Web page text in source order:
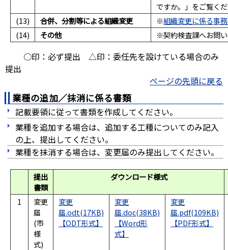
ですか。」をご覧く
(13)
合併、分割等による組織変更 ※組織変更に係る事
(14)
その他 ※契約検査課へお問
○印：必ず提出 △印：委任先を設けている場合のみ
提出
ページの先頭に戻る
業種の追加／抹消に係る書類
記載要領に従って書類を作成してください。
業種を追加する場合は、追加する工種についてのみ記入
の上、提出してください。
業種を抹消する場合は、変更届のみ提出してください。
提出
書類
ダウンロード様式
1
変更
届
(市
様
式)
変更
届.odt(17KB)
変更
届.doc(38KB)
変更
届.pdf(109KB)